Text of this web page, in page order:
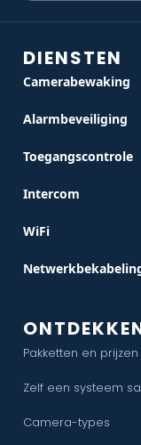
DIENSTEN
Camerabewaking
Alarmbeveiliging
Toegangscontrole
Intercom
WiFi
Pakketten en prijzen
Zelf een systeem
Camera-types